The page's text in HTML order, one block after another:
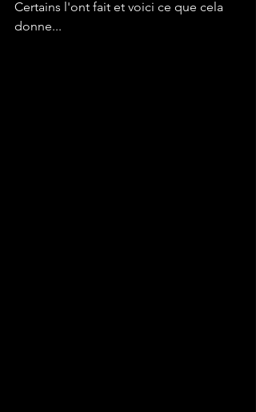
Certains l'ont fait et voici ce que cela
donne...